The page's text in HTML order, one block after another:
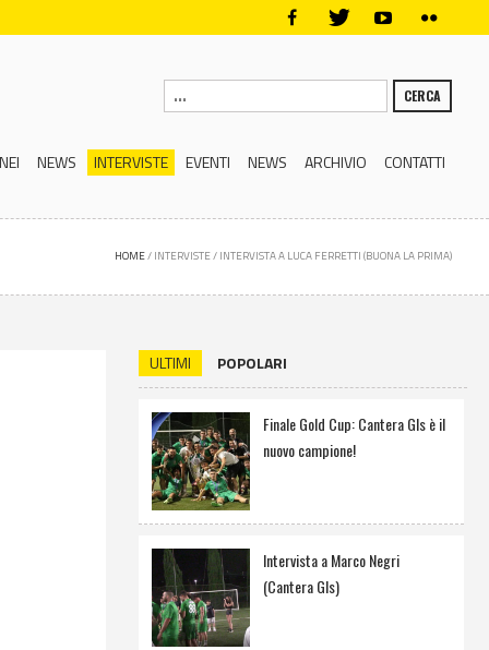
CERCA
NEWS INTERVISTE EVENTI NEWS ARCHIVIO CONTATTI
HOME/ INTERVISTE/ INTERVISTA A LUCA FERRETTI (BUONA LA PRIMA)
ULTIMI POPOLARI
Finale Gold Cup: Cantera Gls è il
nuovo campione!
Intervista a Marco Negri
(Cantera Gls)